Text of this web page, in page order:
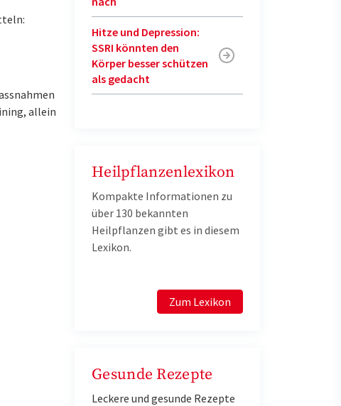
allein
Hitze und Depression:
SSRI könnten den
Körper besser schützen
als gedacht
Heilpflanzenlexikon
Kompakte Informationen zu
über 130 bekannten
Heilpflanzen gibt es in diesem
Lexikon.
Zum Lexikon
Gesunde Rezepte
Leckere und gesunde Rezepte